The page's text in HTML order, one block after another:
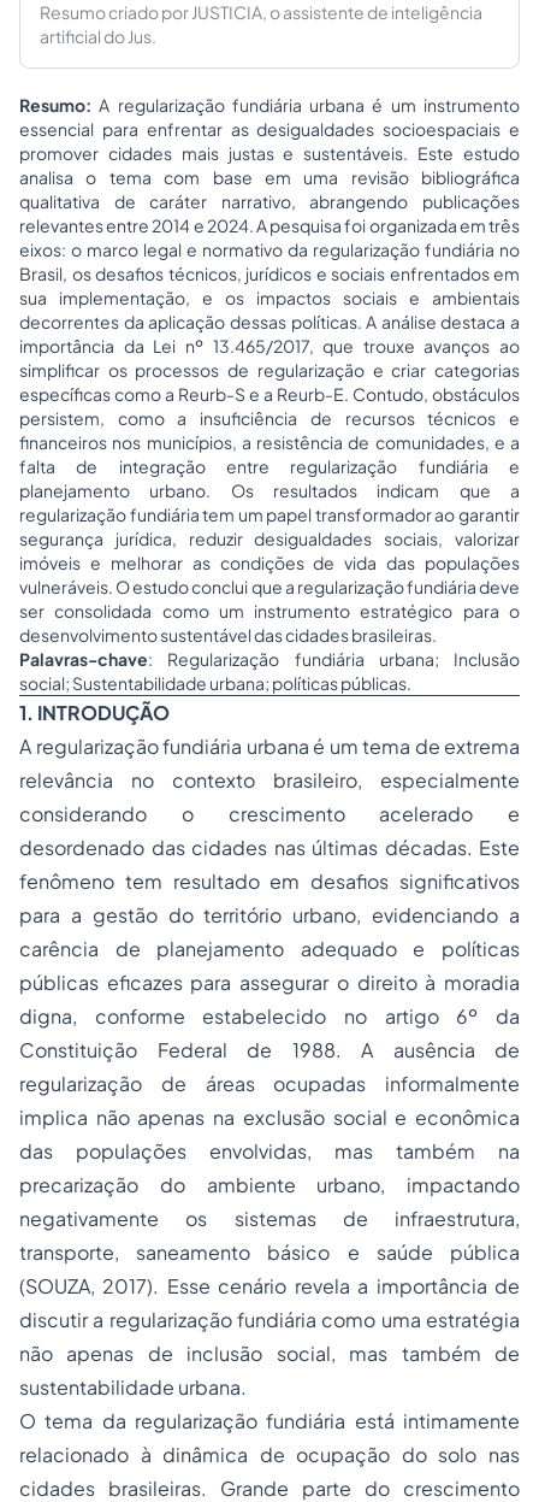
Resumo criado por JUSTICIA, o assistente de inteligência
artificial do Jus.
Resumo:A regularização fundiária urbana é um instrumento
essencial para enfrentar as desigualdades socioespaciais e
promover cidades mais justas e sustentáveis. Este estudo
analisa o tema com base em uma revisão bibliográfica
qualitativa de caráter narrativo, abrangendo publicações
relevantes entre 2014 e 2024. A pesquisa foi organizada em três
eixos: o marco legal e normativo da regularização fundiária no
Brasil, os desafios técnicos, jurídicos e sociais enfrentados em
sua implementação, e os impactos sociais e ambientais
decorrentes da aplicação dessas políticas. A análise destaca a
importância da Lei nº 13.465/2017, que trouxe avanços ao
simplificar os processos de regularização e criar categorias
específicas como a Reurb-S e a Reurb-E. Contudo, obstáculos
persistem, como a insuficiência de recursos técnicos e
financeiros nos municípios, a resistência de comunidades, e a
falta de integração entre regularização fundiária e
planejamento urbano. Os resultados indicam que a
regularização fundiária tem um papel transformador ao garantir
segurança jurídica, reduzir desigualdades sociais, valorizar
imóveis e melhorar as condições de vida das populações
vulneráveis. O estudo conclui que a regularização fundiária deve
ser consolidada como um instrumento estratégico para o
desenvolvimento sustentável das cidades brasileiras.
Palavras-chave: Regularização fundiária urbana; Inclusão
social; Sustentabilidade urbana; políticas públicas.
1. INTRODUÇÃO
A regularização fundiária urbana é um tema de extrema
relevância no contexto brasileiro, especialmente
considerando o crescimento acelerado e
desordenado das cidades nas últimas décadas. Este
fenômeno tem resultado em desafios significativos
para a gestão do território urbano, evidenciando a
carência de planejamento adequado e políticas
públicas eficazes para assegurar o direito à moradia
digna, conforme estabelecido no artigo 6º da
Constituição Federal de 1988. A ausência de
regularização de áreas ocupadas informalmente
implica não apenas na exclusão social e econômica
das populações envolvidas, mas também na
precarização do ambiente urbano, impactando
negativamente os sistemas de infraestrutura,
transporte, saneamento básico e saúde pública
(SOUZA, 2017). Esse cenário revela a importância de
discutir a regularização fundiária como uma estratégia
não apenas de inclusão social, mas também de
sustentabilidade urbana.
O tema da regularização fundiária está intimamente
relacionado à dinâmica de ocupação do solo nas
cidades brasileiras. Grande parte do crescimento